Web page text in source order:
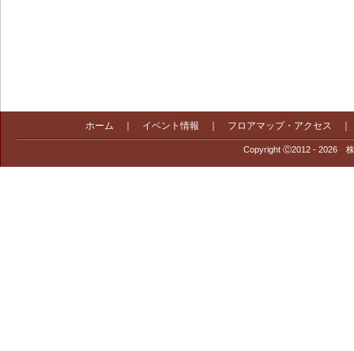
ホーム イベント情報 フロアマップ・アクセス
Copyright Ⓒ2012 - 2026 株